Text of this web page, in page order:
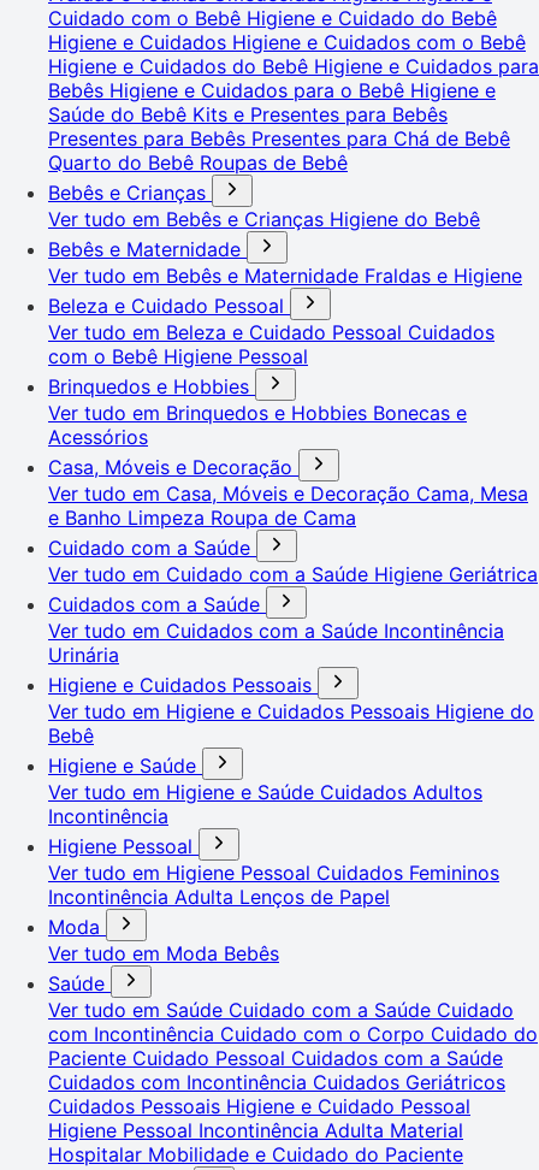
Cuidado com o Bebê Higiene e Cuidado do Bebê
Higiene e Cuidados Higiene e Cuidados com o Bebê
Higiene e Cuidados do Bebê Higiene e Cuidados para
Bebês Higiene e Cuidados para o Bebê Higiene e
Saúde do Bebê Kits e Presentes para Bebês
Presentes para Bebês Presentes para Chá de Bebê
Quarto do Bebê Roupas de Bebê
Bebês e Crianças
Ver tudo em Bebês e Crianças Higiene do Bebê
Bebês e Maternidade
Ver tudo em Bebês e Maternidade Fraldas e Higiene
Beleza e Cuidado Pessoal
Ver tudo em Beleza e Cuidado Pessoal Cuidados
com o Bebê Higiene Pessoal
Brinquedos e Hobbies
Ver tudo em Brinquedos e Hobbies Bonecas e
Acessórios
Casa, Móveis e Decoração
Ver tudo em Casa, Móveis e Decoração Cama, Mesa
e Banho Limpeza Roupa de Cama
Cuidado com a Saúde
Ver tudo em Cuidado com a Saúde Higiene Geriátrica
Cuidados com a Saúde
Ver tudo em Cuidados com a Saúde Incontinência
Urinária
Higiene e Cuidados Pessoais
Ver tudo em Higiene e Cuidados Pessoais Higiene do
Bebê
Higiene e Saúde
Ver tudo em Higiene e Saúde Cuidados Adultos
Incontinência
Higiene Pessoal
Ver tudo em Higiene Pessoal Cuidados Femininos
Incontinência Adulta Lenços de Papel
Moda
Ver tudo em Moda Bebês
Saúde
Ver tudo em Saúde Cuidado com a Saúde Cuidado
com Incontinência Cuidado com o Corpo Cuidado do
Paciente Cuidado Pessoal Cuidados com a Saúde
Cuidados com Incontinência Cuidados Geriátricos
Cuidados Pessoais Higiene e Cuidado Pessoal
Higiene Pessoal Incontinência Adulta Material
Hospitalar Mobilidade e Cuidado do Paciente